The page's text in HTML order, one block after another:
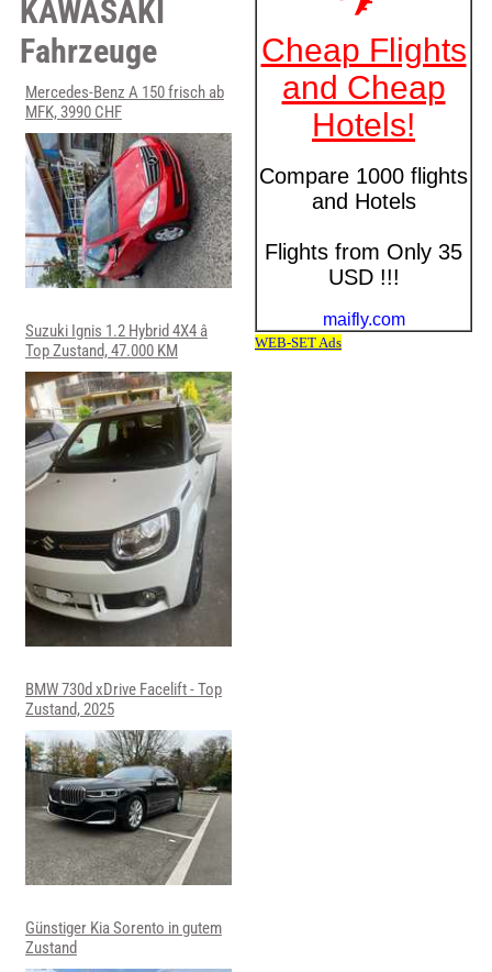
KAWASAKI
Fahrzeuge
Mercedes-Benz A 150 frisch ab
MFK, 3990 CHF
Suzuki Ignis 1.2 Hybrid 4X4 â
Top Zustand, 47.000 KM
BMW 730d xDrive Facelift - Top
Zustand, 2025
Günstiger Kia Sorento in gutem
Zustand